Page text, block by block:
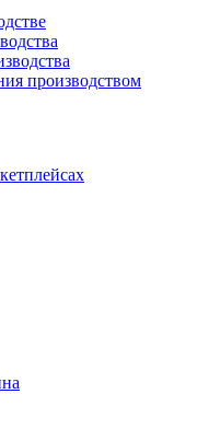
производством